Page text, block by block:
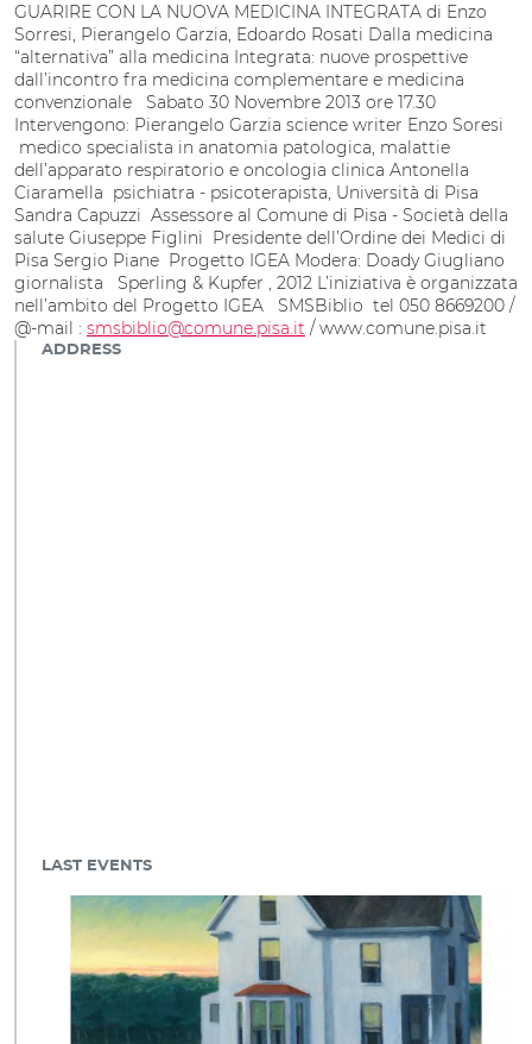
GUARIRE CON LA NUOVA MEDICINA INTEGRATA di Enzo
Sorresi, Pierangelo Garzia, Edoardo Rosati Dalla medicina
“alternativa” alla medicina Integrata: nuove prospettive
dall’incontro fra medicina complementare e medicina
convenzionale Sabato 30 Novembre 2013 ore 17.30
Intervengono: Pierangelo Garzia science writer Enzo Soresi
medico specialista in anatomia patologica, malattie
dell’apparato respiratorio e oncologia clinica Antonella
Ciaramella psichiatra - psicoterapista, Università di Pisa
Sandra Capuzzi Assessore al Comune di Pisa - Società della
salute Giuseppe Figlini Presidente dell’Ordine dei Medici di
Pisa Sergio Piane Progetto IGEA Modera: Doady Giugliano
giornalista Sperling & Kupfer , 2012 L’iniziativa è organizzata
nell’ambito del Progetto IGEA SMSBiblio tel 050 8669200 /
@-mail : smsbiblio@comune.pisa.it / www.comune.pisa.it
ADDRESS
LAST EVENTS